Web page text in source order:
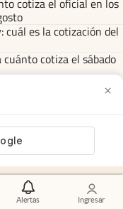
Alertas Ingresar
×
cotiza el oficial en los
cuál es la cotización del
cuánto cotiza el sábado
abre en nueva pestaña
Quiénes Somos